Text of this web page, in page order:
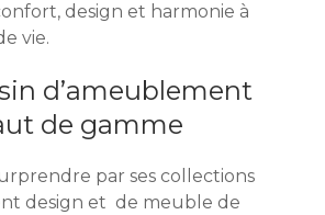
design et harmonie à
vie.
d’ameublement
de gamme
par ses collections
design et de meuble de